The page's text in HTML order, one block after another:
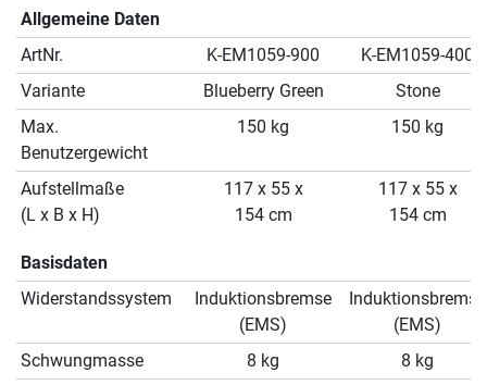
Allgemeine Daten
ArtNr.
K-EM1059-900
K-EM1059-400
Variante
Blueberry Green
Stone
Max.
Benutzergewicht
150 kg 150 kg
Aufstellmaße
(L x B x H)
117 x 55 x
154 cm
117 x 55 x
154 cm
Basisdaten
Widerstandssystem
Induktionsbremse
(EMS)
Induktionsbremse
(EMS)
Schwungmasse
8 kg
8 kg